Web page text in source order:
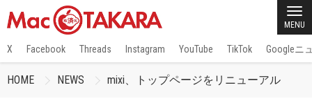
MENU
X Facebook Threads Instagram YouTube TikTok Googleニ
HOME NEWS mixi、トップページをリニューアル